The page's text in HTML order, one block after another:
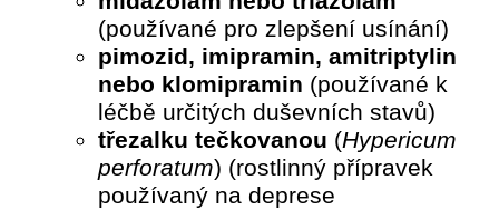
(používané pro zlepšení usínání)
pimozid, imipramin, amitriptylin
nebo klomipramin (používané k
léčbě určitých duševních stavů)
třezalku tečkovanou (Hypericum
perforatum) (rostlinný přípravek
používaný na deprese